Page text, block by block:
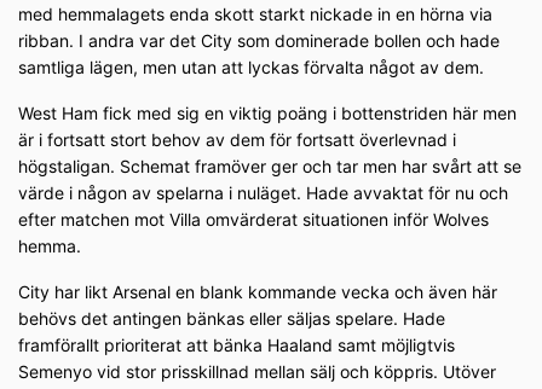
med hemmalagets enda skott starkt nickade in en hörna via
ribban. I andra var det City som dominerade bollen och hade
samtliga lägen, men utan att lyckas förvalta något av dem.
West Ham fick med sig en viktig poäng i bottenstriden här men
är i fortsatt stort behov av dem för fortsatt överlevnad i
högstaligan. Schemat framöver ger och tar men har svårt att se
värde i någon av spelarna i nuläget. Hade avvaktat för nu och
efter matchen mot Villa omvärderat situationen inför Wolves
hemma.
City har likt Arsenal en blank kommande vecka och även här
behövs det antingen bänkas eller säljas spelare. Hade
framförallt prioriterat att bänka Haaland samt möjligtvis
Semenyo vid stor prisskillnad mellan sälj och köppris. Utöver